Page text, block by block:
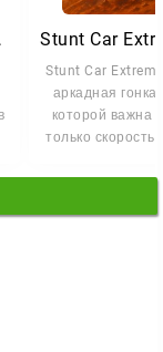
Stunt Car
аркадная гонка,
которой важна
только скорость,
машину